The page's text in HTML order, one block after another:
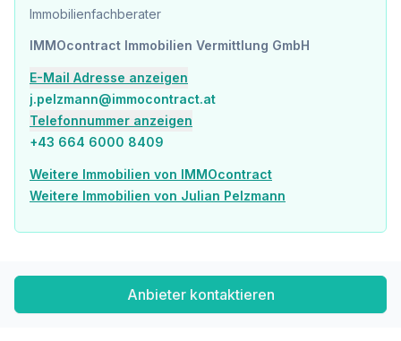
Immobilienfachberater
IMMOcontract Immobilien Vermittlung GmbH
E-Mail Adresse anzeigen
j.pelzmann@immocontract.at
Telefonnummer anzeigen
+43 664 6000 8409
Weitere Immobilien von IMMOcontract
Weitere Immobilien von Julian Pelzmann
Anbieter kontaktieren